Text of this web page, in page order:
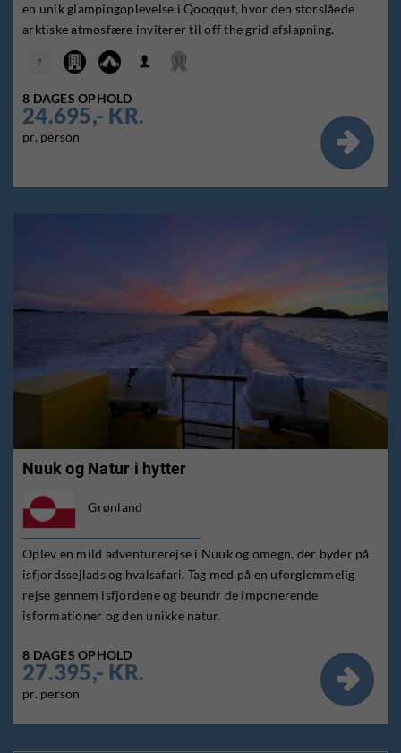
en unik glampingoplevelse i Qooqqut, hvor den storslåede
arktiske atmosfære inviterer til off the grid afslapning.
8 DAGES OPHOLD
24.695,- KR.
pr. person 
Nuuk og Natur i hytter
Grønland
Oplev en mild adventurerejse i Nuuk og omegn, der byder på
isfjordssejlads og hvalsafari. Tag med på en uforglemmelig
rejse gennem isfjordene og beundr de imponerende
isformationer og den unikke natur.
8 DAGES OPHOLD
27.395,- KR.
pr. person
